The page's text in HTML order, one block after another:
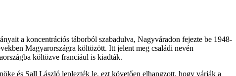
a koncentrációs táborból szabadulva, Nagyváradon fejezte be 1948-
Magyarországra költözött. Itt jelent meg családi nevén
költözve franciául is kiadták.
és Sall László leplezték le, ezt követően elhangzott, hogy várják a